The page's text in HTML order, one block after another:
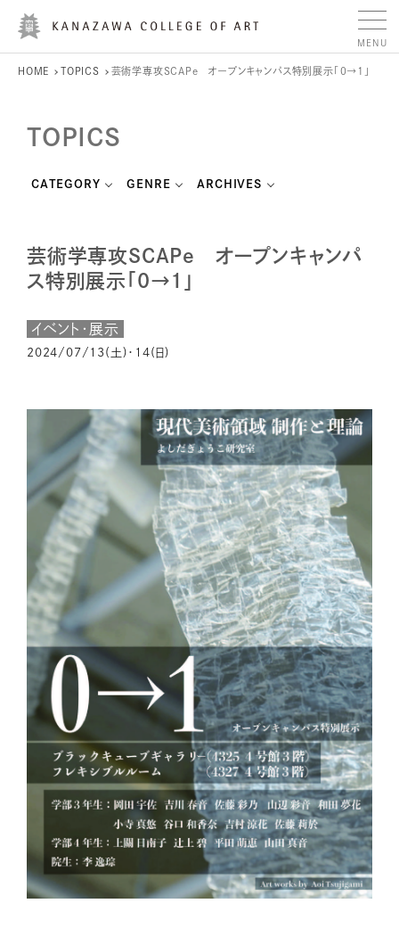
HOME TOPICS 芸術学専攻SCAPe オープンキャンパス特別展示「0→1」
TOPICS
CATEGORY GENRE ARCHIVES
芸術学専攻SCAPe オープンキャンパ
ス特別展示「0→1」
イベント・展示
2024/07/13(土)・14(日)